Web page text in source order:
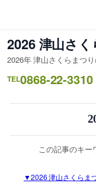
を
ス
キ
ッ
2026 津山さく
2026年 津山さくらまつり
TEL0868-22-3310
この記事のキー
▼2026 津山さくらま